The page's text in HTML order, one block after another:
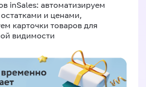
inSales: автоматизируем
и ценами,
карточки товаров для
видимости